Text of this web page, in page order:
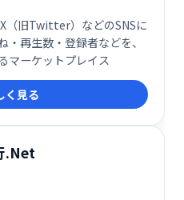
旧Twitter）などのSNSに
再生数・登録者などを、
マーケットプレイス
く見る
.Net